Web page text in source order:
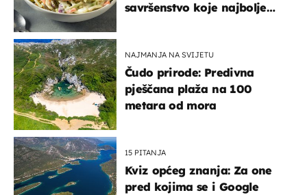
savršenstvo koje najbolje
NAJMANJA NA SVIJETU
Čudo prirode: Predivna
pješčana plaža na 100
metara od mora
15 PITANJA
Kviz općeg znanja: Za one
pred kojima se i Google